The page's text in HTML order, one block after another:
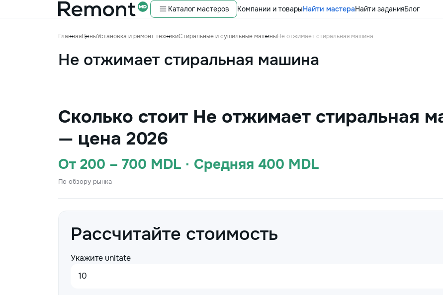
Каталог мастеров Компании и товарыНайти мастераНайти заданияБлог
ГлавнаяЦеныУстановка и ремонт техникиСтиральные и сушильные машиныНе отжимает стиральная машина
Не отжимает стиральная машина
Сколько стоит Не отжимает стиральная
— цена 2026
От 200 – 700 MDL · Средняя 400 MDL
По обзору рынка
Рассчитайте стоимость
Укажите unitate